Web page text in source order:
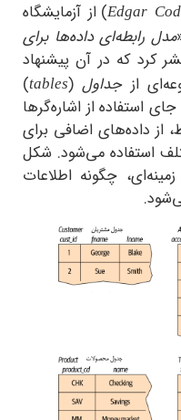
) از آزمایشگاه
داده‌ها برای
در آن پیشنهاد
جداول(
tables
)
از اشاره‌گرها
اضافی برای
می‌شود. شکل
اطلاعات